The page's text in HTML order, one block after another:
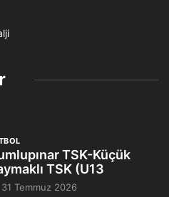
TSK-Küçük
TSK (U13
31 Temmuz 2026